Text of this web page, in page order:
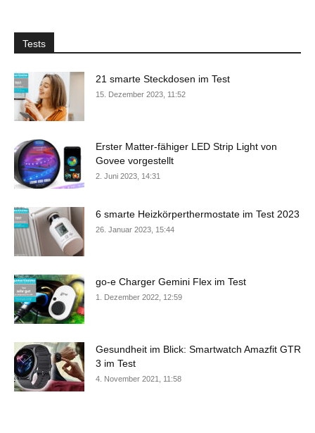
Tests
21 smarte Steckdosen im Test
15. Dezember 2023, 11:52
Erster Matter-fähiger LED Strip Light von
Govee vorgestellt
2. Juni 2023, 14:31
6 smarte Heizkörperthermostate im Test 2023
26. Januar 2023, 15:44
go-e Charger Gemini Flex im Test
1. Dezember 2022, 12:59
Gesundheit im Blick: Smartwatch Amazfit GTR
3 im Test
4. November 2021, 11:58